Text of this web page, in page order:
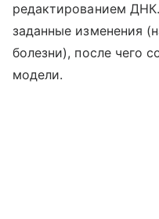
редактированием
заданные изменения
болезни), после чего
модели.